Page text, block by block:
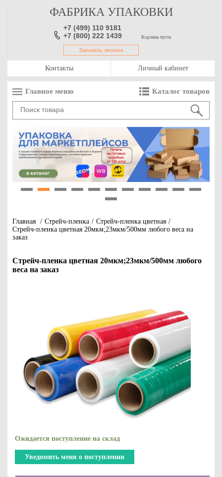
ФАБРИКА УПАКОВКИ
+7 (499) 110 9181
+7 (800) 222 1439
Заказать звонок
Корзина пуста
Контакты Личный кабинет
Главное меню Каталог товаров
Главная / Стрейч-пленка / Стрейч-пленка цветная /
Стрейч-пленка цветная 20мкм;23мкм/500мм любого веса на
заказ
Стрейч-пленка цветная 20мкм;23мкм/500мм любого
веса на заказ
Ожидается поступление на склад
Уведомить меня о поступлении